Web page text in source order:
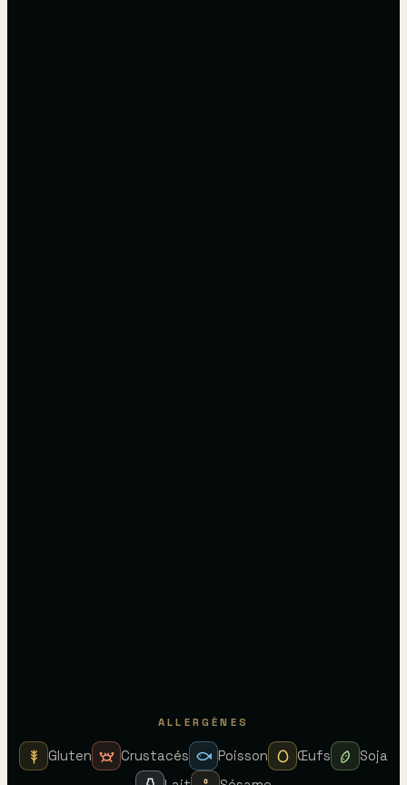
ALLERGÈNES
Gluten Crustacés Poisson Œufs
Soja